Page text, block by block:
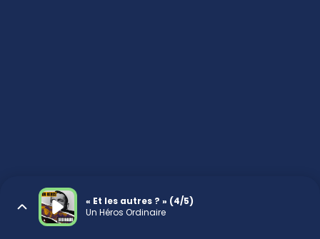
« Et les autres ? » (4/5)
Un Héros Ordinaire